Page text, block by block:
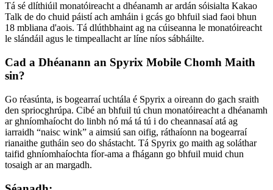
Tá sé dlíthiúil monatóireacht a dhéanamh ar ardán sóisialta Kakao
Talk de do chuid páistí ach amháin i gcás go bhfuil siad faoi bhun
18 mbliana d'aois. Tá dlúthbhaint ag na cúiseanna le monatóireacht
le slándáil agus le timpeallacht ar líne níos sábháilte.
Cad a Dhéanann an Spyrix Mobile Chomh Maith
sin?
Go réasúnta, is bogearraí uchtála é Spyrix a oireann do gach sraith
den spriocghrúpa. Cibé an bhfuil tú chun monatóireacht a dhéanamh
ar ghníomhaíocht do linbh nó má tá tú i do cheannasaí atá ag
iarraidh “naisc wink” a aimsiú san oifig, ráthaíonn na bogearraí
rianaithe gutháin seo do shástacht. Tá Spyrix go maith ag soláthar
taifid ghníomhaíochta fíor-ama a fhágann go bhfuil muid chun
tosaigh ar an margadh.